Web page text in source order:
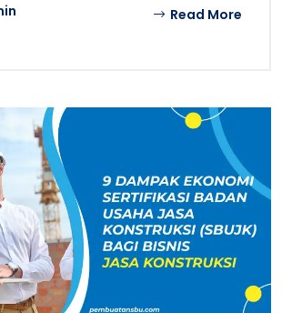
Read More